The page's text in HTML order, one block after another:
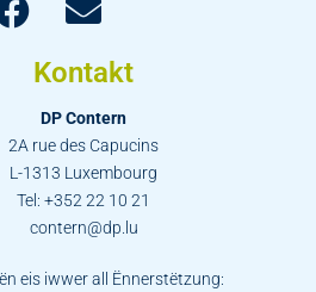
Kontakt
DP Contern
2A rue des Capucins
L-1313 Luxembourg
Tel: +352 22 10 21
contern@dp.lu
eis iwwer all Ënnerstëtzung: